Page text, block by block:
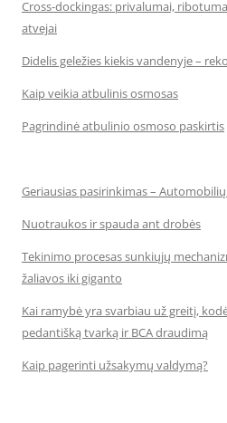
Cross-dockingas: privalumai,
atvejai
Didelis geležies kiekis vandenyje –
Kaip veikia atbulinis osmosas
Pagrindinė atbulinio osmoso paskirtis
Geriausias pasirinkimas –
Nuotraukos ir spauda ant drobės
Tekinimo procesas sunkiųjų
žaliavos iki giganto
Kai ramybė yra svarbiau už greitį,
pedantišką tvarką ir BCA draudimą
Kaip pagerinti užsakymų valdymą?